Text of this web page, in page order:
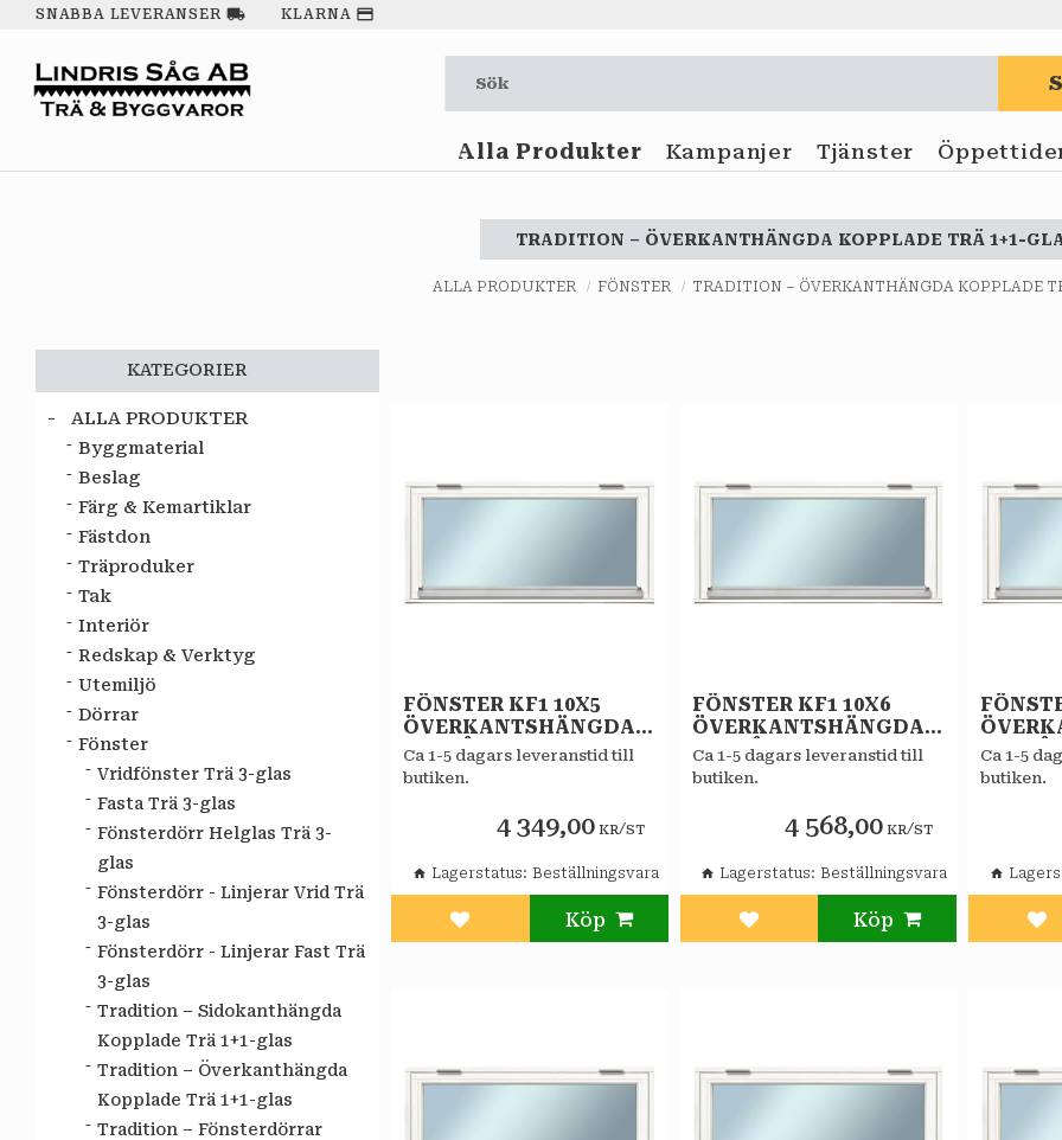
SNABBA LEVERANSER local_shipping KLARNA payment
Alla Produkter Kampanjer Tjänster
TRADITION – ÖVERKANTHÄNGDA KOPPLADE TRÄ 1+1-
ALLA PRODUKTER FÖNSTER TRADITION – ÖVERKANTHÄNGDA KOPPLADE
KATEGORIER
ALLA PRODUKTER
Byggmaterial
Beslag
Färg & Kemartiklar
Fästdon
Träproduker
Tak
Interiör
Redskap & Verktyg
Utemiljö
Dörrar
Fönster
Vridfönster Trä 3-glas
Fasta Trä 3-glas
Fönsterdörr Helglas Trä 3-
glas
Fönsterdörr - Linjerar Vrid Trä
3-glas
Fönsterdörr - Linjerar Fast Trä
3-glas
Tradition – Sidokanthängda
Kopplade Trä 1+1-glas
Tradition – Överkanthängda
Kopplade Trä 1+1-glas
Tradition – Fönsterdörrar
FÖNSTER KF1 10X5
ÖVERKANTSHÄNGDA
VITMÅLAT STAR
ALLMOGE 2-GLAS
Ca 1-5 dagars leveranstid till
butiken.
4 349,00KR/ST
Lägg till i favoriter
Lagerstatus Beställningsvara
FÖNSTER KF1 10X6
ÖVERKANTSHÄNGDA
VITMÅLAT STAR
ALLMOGE 2-GLAS
Ca 1-5 dagars leveranstid till
butiken.
4 568,00 KR/ST
Lägg till i favoriter
Lagerstatus Beställningsvara
Ca 1-5
butiken.